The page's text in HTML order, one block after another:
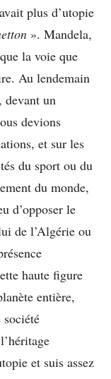
plus d’utopie
». Mandela,
la voie que
Au lendemain
devant un
devions
et sur les
du sport ou du
du monde,
d’opposer le
de l’Algérie ou
haute figure
entière,
société
et suis assez